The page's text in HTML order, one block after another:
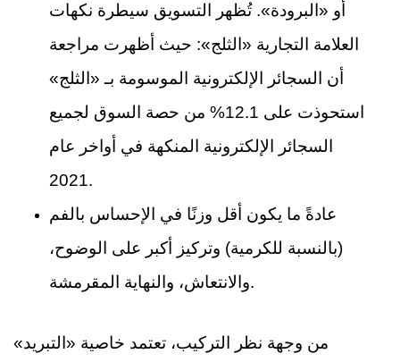
أو «البرودة». تُظهر التسويق سيطرة نكهات
العلامة التجارية «الثلج»: حيث أظهرت مراجعة
أن السجائر الإلكترونية الموسومة بـ «الثلج»
استحوذت على 12.1% من حصة السوق لجميع
السجائر الإلكترونية المنكهة في أواخر عام
2021.
عادةً ما يكون أقل وزنًا في الإحساس بالفم
(بالنسبة للكرمية) وتركيز أكبر على الوضوح،
والانتعاش، والنهاية المقرمشة.
من وجهة نظر التركيب، تعتمد خاصية «التبريد»